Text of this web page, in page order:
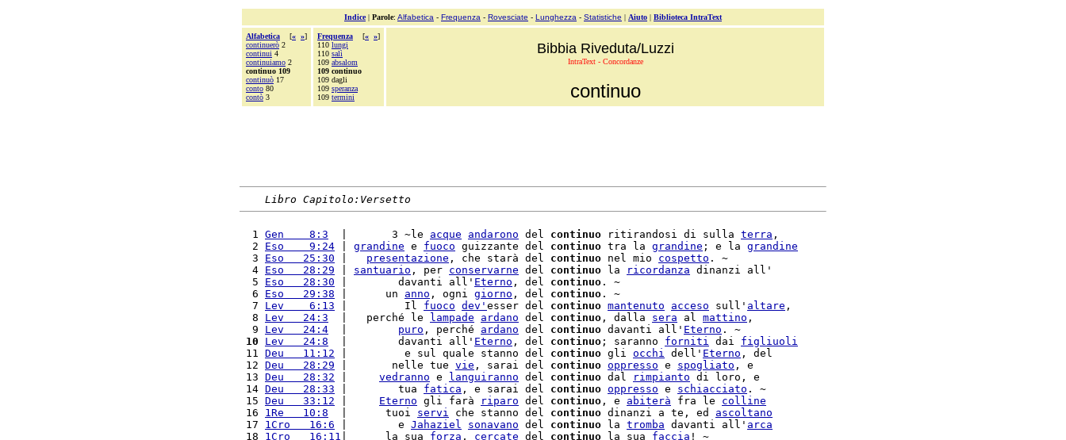
Indice| Parole: Alfabetica - Frequenza - Rovesciate - Lunghezza - Statistiche | Aiuto | Biblioteca IntraText
Alfabetica [« »]
continuerò 2
continui 4
continuiamo 2
continuo 109
continuò 17
conto 80
contò 3
Frequenza [« »]
110 lungi
110 salì
109 absalom
109 continuo
109 dagli
109 speranza
109 termini
Bibbia Riveduta/Luzzi
IntraText - Concordanze
continuo
Libro Capitolo:Versetto
  1
Gen    8:3
  |       3 ~le
acque andarono del continuo ritirandosi di sulla terra ,
  2
Eso    9:24 grandine e fuoco guizzante del continuo tra la grandine ; e la grandine
  3
Eso   25:30 presentazione , che starà del continuo nel mio cospetto . ~
  4
Eso   28:29 santuario , per conservarne del continuo la ricordanza dinanzi all'
  5
Eso   28:30 |        davanti all' Eterno , del continuo . ~
  6
Eso   29:38 |      un anno , ogni giorno , del continuo . ~
  7
Lev    6:13 |         Il fuoco dev' esser del continuo mantenuto acceso sull' altare ,
  8
Lev   24:3
  |   perché le
lampade ardano del continuo , dalla sera al mattino ,
  9
Lev   24:4 puro , perché ardano del continuo davanti all' Eterno
10
Lev   24:8
  |        davanti all'
Eterno , del continuo ; saranno forniti dai figliuoli
11 Deu   11:12 |         e sul quale stanno del continuo gli occhi dell' Eterno , del
12 Deu   28:29 |       nelle tue vie , sarai del continuo oppresso e spogliato , e
13 Deu   28:32 vedranno e languiranno del continuo dal rimpianto di loro, e
14 Deu   28:33 |        tua fatica , e sarai del continuo oppresso e schiacciato . ~
15 Deu   33:12 Eterno gli farà riparo del continuo , e abiterà fra le colline
16 1Re   10:8
  |      tuoi
servi che stanno del continuo dinanzi a te, ed ascoltano
17 1Cro   16:6 |        e Jahaziel sonavano del continuo la tromba davanti all' arca
18 1Cro   16:11 |      la sua forza , cercate del continuo la sua faccia ! ~